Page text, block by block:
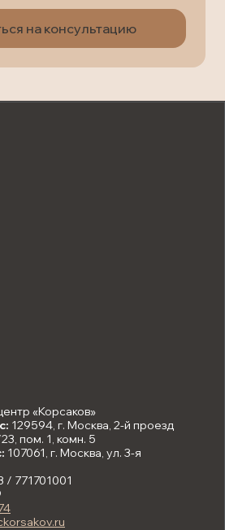
на консультацию
«Корсаков»
129594, г. Москва, 2-й проезд
пом. 1, комн. 5
107061, г. Москва, ул. 3-я
771701001